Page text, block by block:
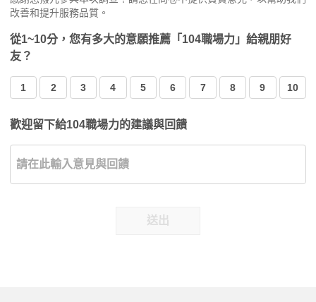
改善和提升服務品質。
從1~10分，您有多大的意願推薦「104職場力」給親朋好
友？
1 2 3 4 5 6 7 8 9 10
歡迎留下給104職場力的建議與回饋
送出